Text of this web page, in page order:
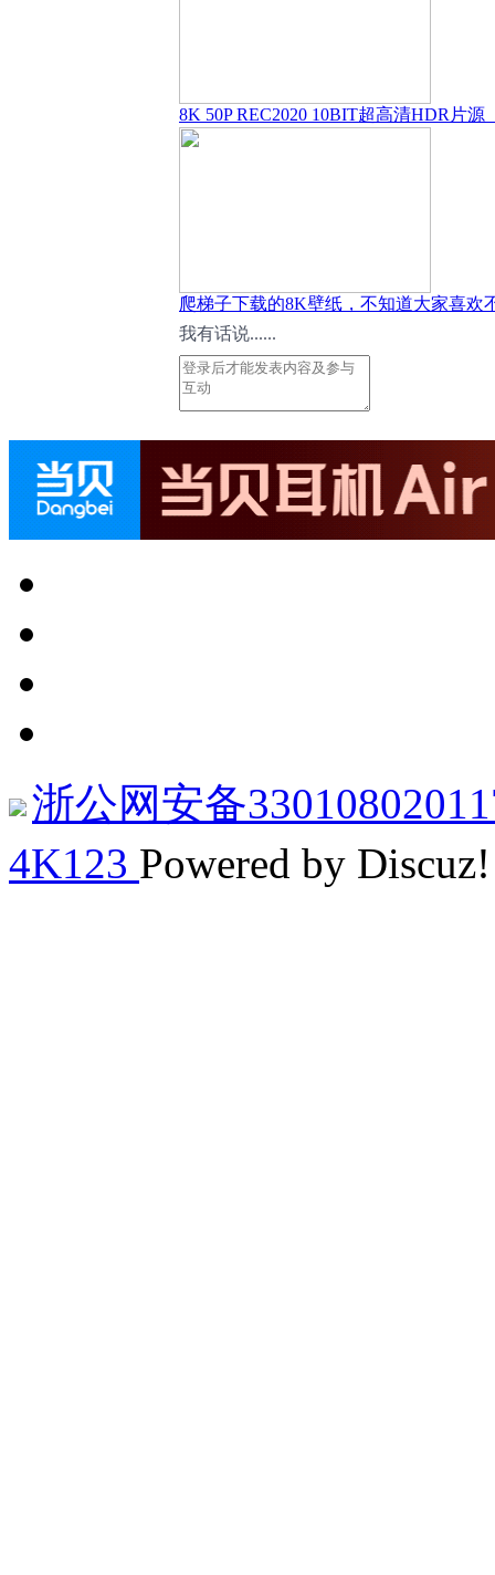
8K 50P REC2020 10BIT超高清HDR片源
爬梯子下载的8K壁纸，不知道大家喜欢
我有话说......
浙公网安备
4K123 Powered by